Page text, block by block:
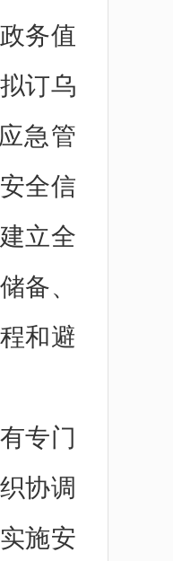
务值
订乌
急管
全信
立全
备、
和避
专门
协调
施安